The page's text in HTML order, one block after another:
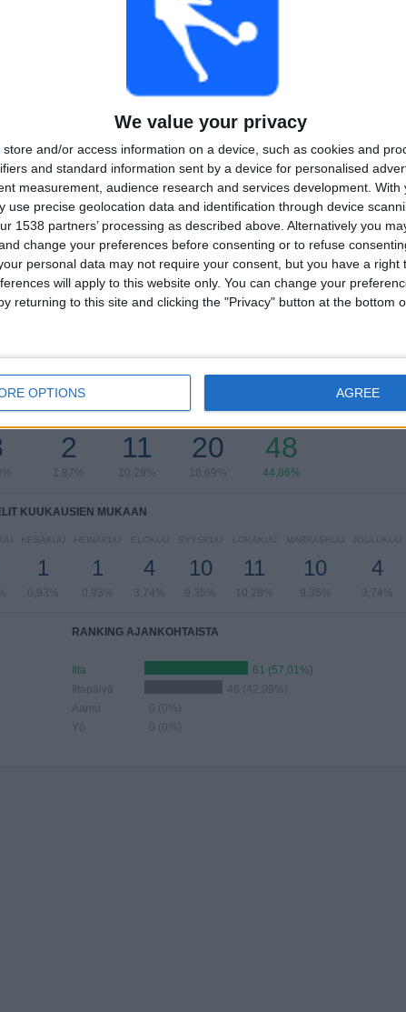
We value your privacy
store and/or access information on a device, such as cookies and
and standard information sent by a device for personalised
measurement, audience research and services development. With
use precise geolocation data and identification through device
1538 partners’ processing as described above. Alternatively you
change your preferences before consenting or to refuse
personal data may not require your consent, but you have a right
will apply to this website only. You can change your
returning to this site and clicking the "Privacy" button at the bottom
OPTIONS AGREE
VASTUSTAJAT
5
VS AS Roma
3
KILPAILUT
RANKING KILPAILUJEN MUKAAN
74 (69,16%)
Ystävyysottelut
1 (0,93%)
Näytä täydellinen ranking
VIIKONPÄIVIEN MUKAAN
2
1,87%
11
10,28%
20
18,69%
48
44,86%
KUUKAUSIEN MUKAAN
KESÄKUU
1
0,93%
HEINÄKUU
1
0,93%
ELOKUU
4
3,74%
SYYSKUU
10
9,35%
LOKAKUU
11
10,28%
MARRASKUU
10
9,35%
JOULUKUU
4
3,74%
RANKING AJANKOHTAISTA
Ilta
61 (57,01%)
Iltapäivä
46 (42,99%)
Aamu
0 (0%)
Yö
0 (0%)